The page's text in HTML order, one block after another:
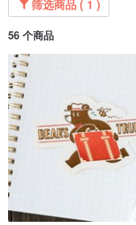
筛选商品 ( 1 )
56 个商品